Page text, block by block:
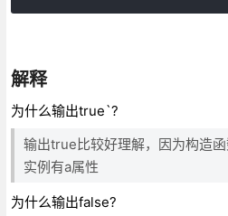
解释
为什么输出true`?
输出true比较好理解，因为构造
实例有a属性
为什么输出false?